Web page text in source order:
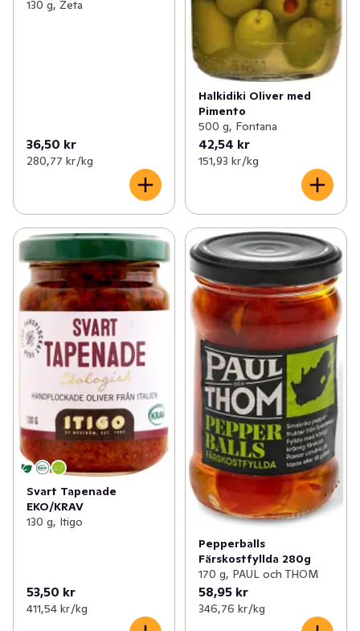
130 g, Zeta
36,50 kr
280,77 kr /kg
Halkidiki Oliver med
Pimento
500 g, Fontana
42,54 kr
151,93 kr /kg
Svart Tapenade
EKO/KRAV
130 g, Itigo
53,50 kr
411,54 kr /kg
Pepperballs
Färskostfyllda 280g
170 g, PAUL och THOM
58,95 kr
346,76 kr /kg